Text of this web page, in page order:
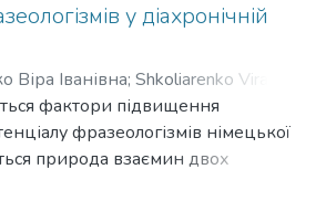
у діахронічній
Віра Іванівна; Shkoliarenko Vira
фактори підвищення
фразеологізмів німецької
природа взаємин двох
розвитку: тенденції до зміни